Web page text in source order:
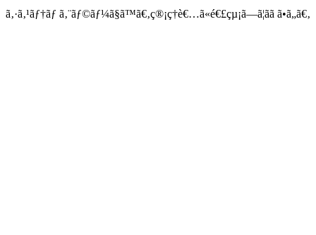
ã‚·ã‚¹ãƒ†ãƒ ã‚¨ãƒ©ãƒ¼ã§ã™ã€‚ç®¡ç†è€…ã«é€£çµ¡ã—ã¦ãã ã•ã„ã€‚